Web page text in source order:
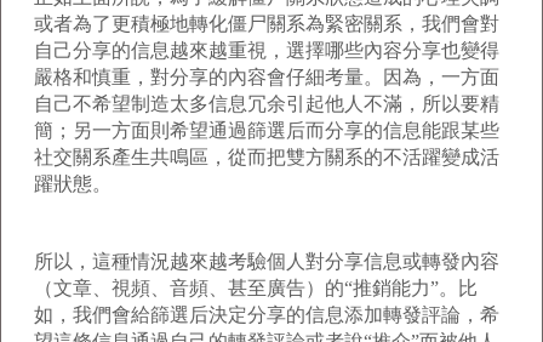
或者為了更積極地轉化僵尸關系為緊密關系，我們會對
自己分享的信息越來越重視，選擇哪些內容分享也變得
嚴格和慎重，對分享的內容會仔細考量。因為，一方面
自己不希望制造太多信息冗余引起他人不滿，所以要精
簡；另一方面則希望通過篩選后而分享的信息能跟某些
社交關系產生共鳴區，從而把雙方關系的不活躍變成活
躍狀態。
所以，這種情況越來越考驗個人對分享信息或轉發內容
（文章、視頻、音頻、甚至廣告）的“推銷能力”。比
如，我們會給篩選后決定分享的信息添加轉發評論，希